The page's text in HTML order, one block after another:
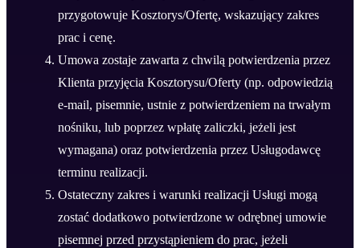
przygotowuje Kosztorys/Ofertę, wskazujący zakres
prac i cenę.
Umowa zostaje zawarta z chwilą potwierdzenia przez
Klienta przyjęcia Kosztorysu/Oferty (np. odpowiedzią
e-mail, pisemnie, ustnie z potwierdzeniem na trwałym
nośniku, lub poprzez wpłatę zaliczki, jeżeli jest
wymagana) oraz potwierdzenia przez Usługodawcę
terminu realizacji.
Ostateczny zakres i warunki realizacji Usługi mogą
zostać dodatkowo potwierdzone w odrębnej umowie
pisemnej przed przystąpieniem do prac, jeżeli